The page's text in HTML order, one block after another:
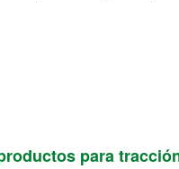
para